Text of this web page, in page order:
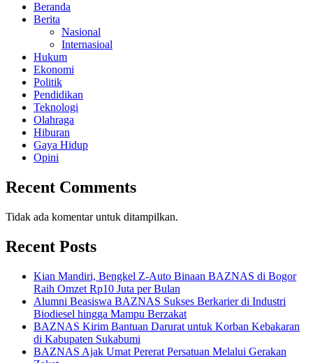
Beranda
Berita
Nasional
Internasioal
Hukum
Ekonomi
Politik
Pendidikan
Teknologi
Olahraga
Hiburan
Gaya Hidup
Opini
Recent Comments
Tidak ada komentar untuk ditampilkan.
Recent Posts
Kian Mandiri, Bengkel Z-Auto Binaan BAZNAS di Bogor
Raih Omzet Rp10 Juta per Bulan
Alumni Beasiswa BAZNAS Sukses Berkarier di Industri
Biodiesel hingga Mampu Berzakat
BAZNAS Kirim Bantuan Darurat untuk Korban Kebakaran
di Kabupaten Sukabumi
BAZNAS Ajak Umat Pererat Persatuan Melalui Gerakan